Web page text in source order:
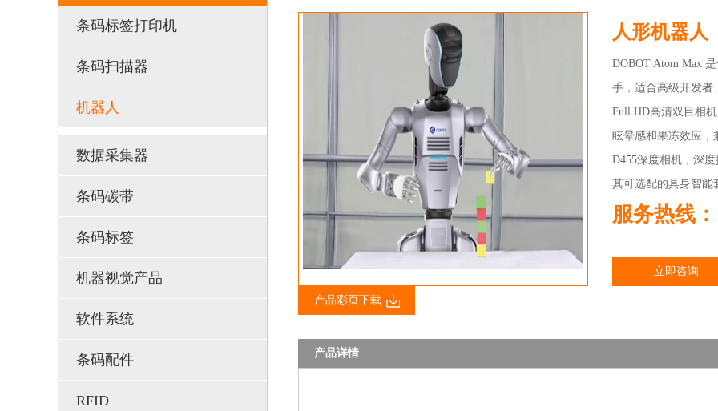
条码标签打印机
条码扫描器
机器人
数据采集器
条码碳带
条码标签
机器视觉产品
软件系统
条码配件
RFID
人形机器人
DOBOT Atom Max
手，适合高级开发者
Full HD高清双目相
眩晕感和果冻效应，
D455深度相机，深
其可选配的具身智能
服务热线：
立即咨询
产品彩页下载
产品详情